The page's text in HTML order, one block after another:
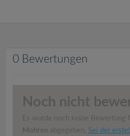
0 Bewertungen
Noch nicht
Es wurde noch keine Bewertung
Mohren abgegeben. Sei der erste!